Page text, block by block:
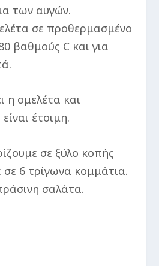
των αυγών.
σε προθερμασμένο
βαθμούς C και για
η ομελέτα και
έτοιμη.
σε ξύλο κοπής
σε 6 τρίγωνα κομμάτια.
σαλάτα.